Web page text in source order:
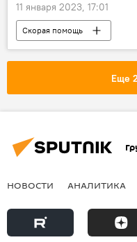
11 января 2023, 17:01
Скорая помощь
ОБЩЕСТВО
Еще
НОВОСТИ АНАЛИТИКА